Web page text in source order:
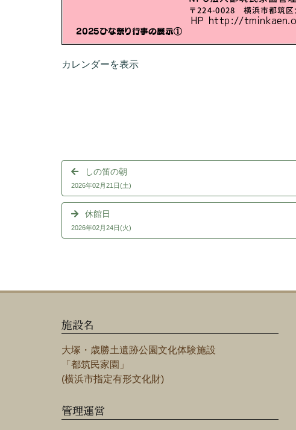
カレンダーを表示
しの笛の朝
2026年02月21日(土)
休館日
2026年02月24日(火)
施設名
大塚・歳勝土遺跡公園文化体験施設
「都筑民家園」
(横浜市指定有形文化財)
管理運営